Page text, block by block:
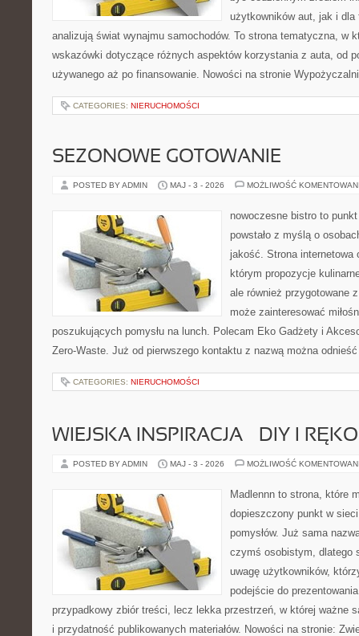
użytkowników aut, jak i
analizują świat wynajmu samochodów. To strona tematyczna, w
wskazówki dotyczące różnych aspektów korzystania z auta, od
używanego aż po finansowanie. Nowości na stronie
CATEGORIES: NIERUCHOMOŚCI
SEZONOWE GOTOWANIE
POSTED BY ADMIN MAJ - 3 - 2026 MOŻLIWOŚĆ
nowoczesne bistro to
powstało z myślą o
jakość. Strona internetowa
którym propozycje
ale również przygotowane
może zainteresować
poszukujących pomysłu na lunch. Polecam Eko Gadżety i
Zero-Waste. Już od pierwszego kontaktu z nazwą można
CATEGORIES: NIERUCHOMOŚCI
WIEJSKA INSPIRACJA – DIY I
POSTED BY ADMIN MAJ - 3 - 2026 MOŻLIWOŚĆ
Madlennn to strona, które
dopieszczony punkt w
pomysłów. Już sama
czymś osobistym, dlatego
uwagę użytkowników,
podejście do
przypadkowy zbiór treści, lecz lekka przestrzeń, w której ważne
i przydatność publikowanych materiałów. Nowości na stronie: